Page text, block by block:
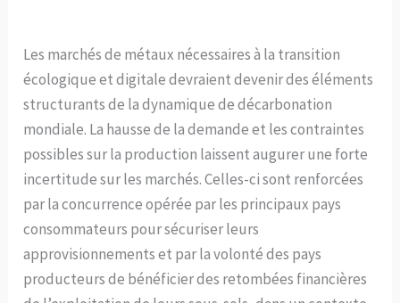
Les marchés de métaux nécessaires à la transition
écologique et digitale devraient devenir des éléments
structurants de la dynamique de décarbonation
mondiale. La hausse de la demande et les contraintes
possibles sur la production laissent augurer une forte
incertitude sur les marchés. Celles-ci sont renforcées
par la concurrence opérée par les principaux pays
consommateurs pour sécuriser leurs
approvisionnements et par la volonté des pays
producteurs de bénéficier des retombées financières